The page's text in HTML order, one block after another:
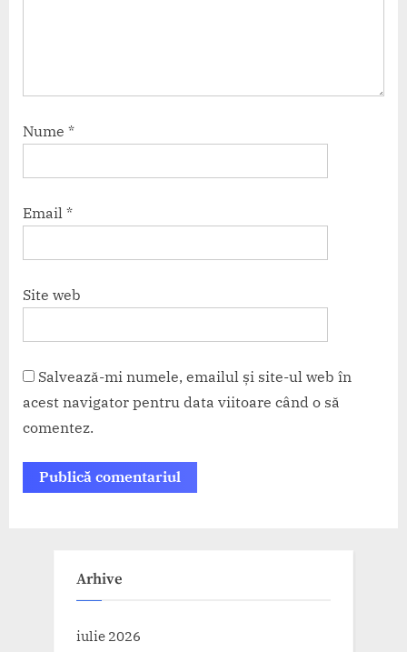
Nume *
Email *
Site web
Salvează-mi numele, emailul și site-ul web în
acest navigator pentru data viitoare când o să
comentez.
Arhive
iulie 2026